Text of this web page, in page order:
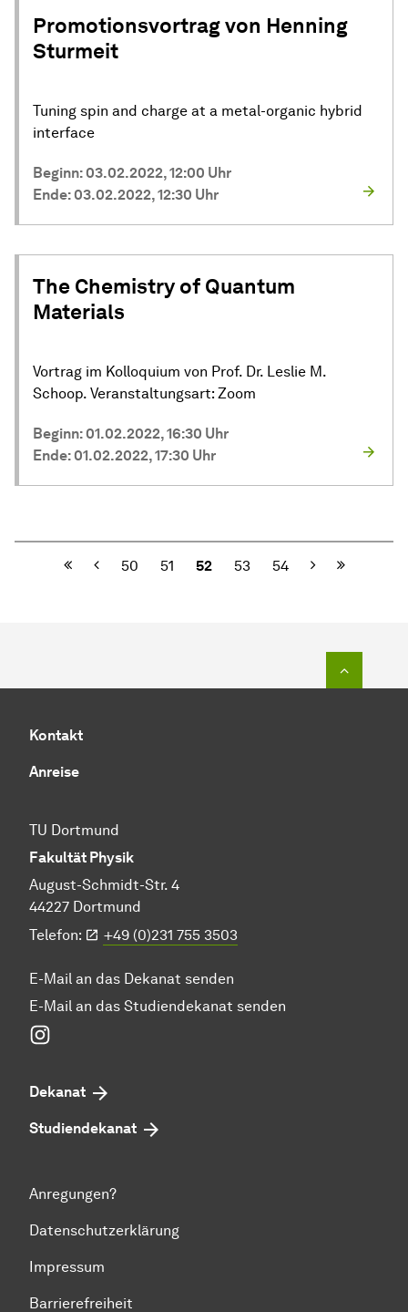
Promotionsvortrag von Henning
Sturmeit
Tuning spin and charge at a metal-organic hybrid
interface
Beginn: 03.02.2022, 12:00 Uhr
Ende: 03.02.2022, 12:30 Uhr
The Chemistry of Quantum
Materials
Vortrag im Kolloquium von Prof. Dr. Leslie M.
Schoop. Veranstaltungsart: Zoom
Beginn: 01.02.2022, 16:30 Uhr
Ende: 01.02.2022, 17:30 Uhr
Vorherige
50 51 52 53 54 Nächste
Kontakt
Anreise
TU Dortmund
Fakultät Physik
August-Schmidt-Str. 4
44227 Dortmund
Telefon:
+49 (0)231 755 3503
E-Mail an das Dekanat senden
E-Mail an das Studiendekanat senden
Dekanat
Studiendekanat
Anregungen?
Datenschutzerklärung
Impressum
Barrierefreiheit